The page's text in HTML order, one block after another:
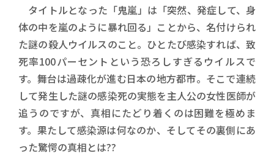
タイトルとなった「鬼嵐」は「突然、発症して、身
体の中を嵐のように暴れ回る」ことから、名付けられ
た謎の殺人ウイルスのこと。ひとたび感染すれば、致
死率100パーセントという恐ろしすぎるウイルスで
す。舞台は過疎化が進む日本の地方都市。そこで連続
して発生した謎の感染死の実態を主人公の女性医師が
追うのですが、真相にたどり着くのは困難を極めま
す。果たして感染源は何なのか、そしてその裏側にあ
った驚愕の真相とは??